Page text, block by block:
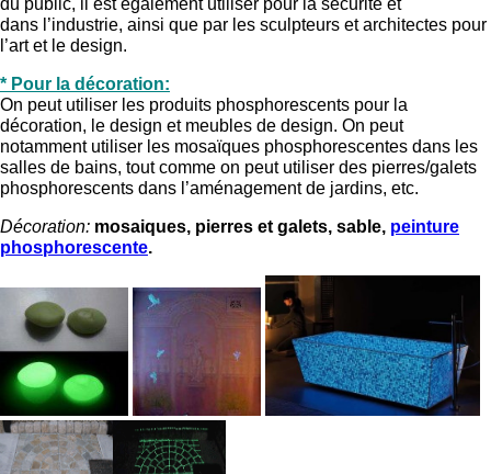
dans l’industrie, ainsi que par les sculpteurs et architectes pour
l’art et le design.
* Pour la décoration:
On peut utiliser les produits phosphorescents pour la
décoration, le design et meubles de design. On peut
notamment utiliser les mosaïques phosphorescentes dans les
salles de bains, tout comme on peut utiliser des pierres/galets
phosphorescents dans l’aménagement de jardins, etc.
Décoration: mosaiques, pierres et galets, sable, peinture
phosphorescente.